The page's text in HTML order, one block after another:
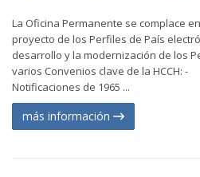
La Oficina Permanente se complace
proyecto de los Perfiles de País
desarrollo y la modernización de los
varios Convenios clave de la
Notificaciones de 1965 ...
más información